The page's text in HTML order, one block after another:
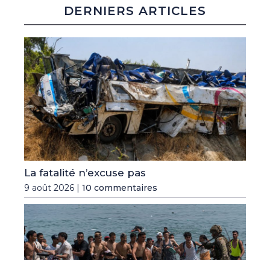
DERNIERS ARTICLES
La fatalité n’excuse pas
9 août 2026 | 10 commentaires